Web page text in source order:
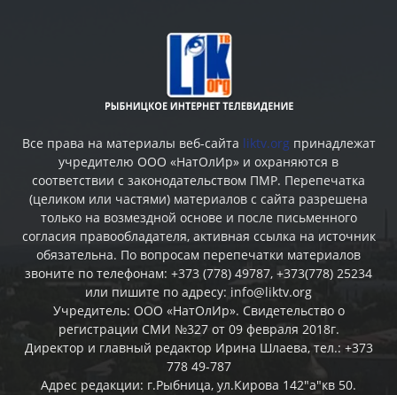
Все права на материалы веб-сайта liktv.org принадлежат
учредителю ООО «НатОлИр» и охраняются в
соответствии с законодательством ПМР. Перепечатка
(целиком или частями) материалов c сайта разрешена
только на возмездной основе и после письменного
согласия правообладателя, активная ссылка на источник
обязательна. По вопросам перепечатки материалов
звоните по телефонам: +373 (778) 49787, +373(778) 25234
или пишите по адресу: info@liktv.org
Учредитель: ООО «НатОлИр». Свидетельство о
регистрации СМИ №327 от 09 февраля 2018г.
Директор и главный редактор Ирина Шлаева, тел.: +373
778 49-787
Адрес редакции: г.Рыбница, ул.Кирова 142"а"кв 50.